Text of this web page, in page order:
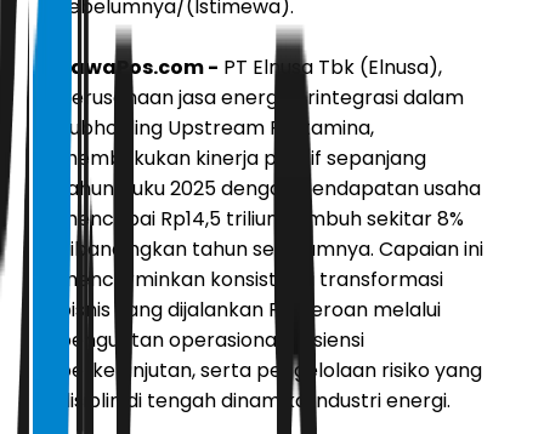
sebelumnya/(Istimewa).
JawaPos.com - PT Elnusa Tbk (Elnusa),
perusahaan jasa energi terintegrasi dalam
Subholding Upstream Pertamina,
membukukan kinerja positif sepanjang
tahun buku 2025 dengan pendapatan usaha
mencapai Rp14,5 triliun, tumbuh sekitar 8%
dibandingkan tahun sebelumnya. Capaian ini
mencerminkan konsistensi transformasi
bisnis yang dijalankan Perseroan melalui
penguatan operasional, efisiensi
berkelanjutan, serta pengelolaan risiko yang
disiplin di tengah dinamika industri energi.